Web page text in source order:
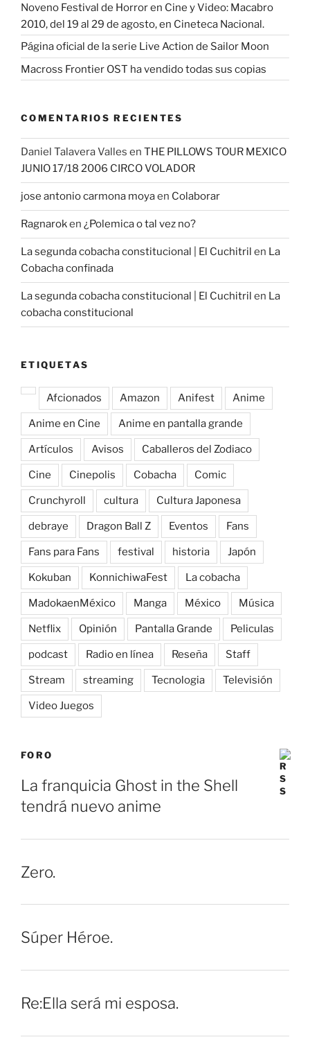
Noveno Festival de Horror en Cine y Video: Macabro
2010, del 19 al 29 de agosto, en Cineteca Nacional.
Página oficial de la serie Live Action de Sailor Moon
Macross Frontier OST ha vendido todas sus copias
COMENTARIOS RECIENTES
Daniel Talavera Valles en THE PILLOWS TOUR MEXICO
JUNIO 17/18 2006 CIRCO VOLADOR
jose antonio carmona moyaen Colaborar
Ragnaroken ¿Polemica o tal vez no?
La segunda cobacha constitucional | El Cuchitril en La
Cobacha confinada
La segunda cobacha constitucional | El Cuchitril en La
cobacha constitucional
ETIQUETAS
Afcionados Amazon Anifest Anime
Anime en Cine Anime en pantalla grande
Artículos Avisos Caballeros del Zodiaco
Cine Cinepolis Cobacha Comic
Crunchyroll cultura Cultura Japonesa
debraye Dragon Ball Z Eventos Fans
Fans para Fans festival historia Japón
Kokuban KonnichiwaFest La cobacha
MadokaenMéxico Manga México Música
Netflix Opinión Pantalla Grande Peliculas
podcast Radio en línea Reseña Staff
Stream streaming Tecnologia Televisión
Video Juegos
FORO
La franquicia Ghost in the Shell
tendrá nuevo anime
Zero.
Súper Héroe.
Re:Ella será mi esposa.